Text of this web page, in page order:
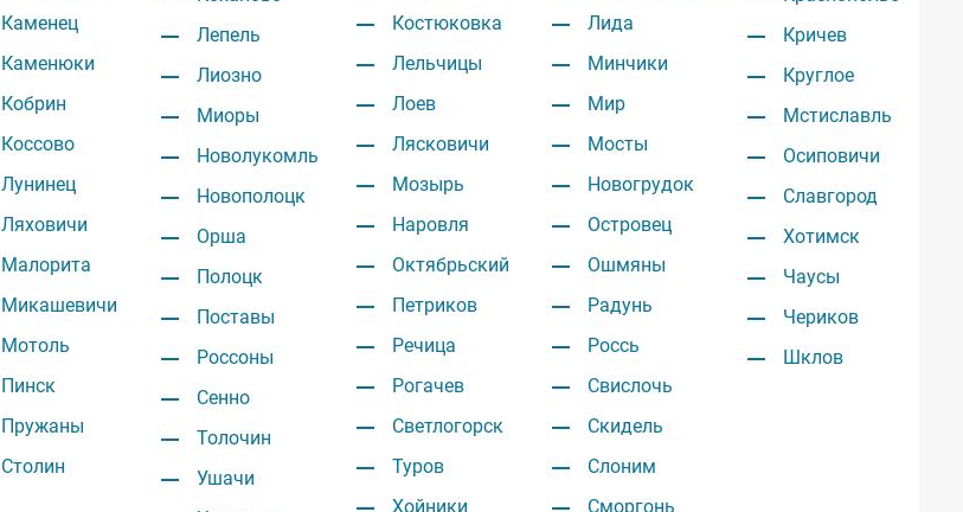
Каменец
Каменюки
Кобрин
Коссово
Лунинец
Ляховичи
Малорита
Микашевичи
Мотоль
Пинск
Пружаны
Столин
Лепель
Лиозно
Миоры
Новолукомль
Новополоцк
Орша
Полоцк
Поставы
Россоны
Сенно
Толочин
Ушачи
Костюковка
Лельчицы
Лоев
Лясковичи
Мозырь
Наровля
Октябрьский
Петриков
Речица
Рогачев
Светлогорск
Туров
Хойники
Лида
Минчики
Мир
Мосты
Новогрудок
Островец
Ошмяны
Радунь
Россь
Свислочь
Скидель
Слоним
Сморгонь
Кричев
Круглое
Мстиславль
Осиповичи
Славгород
Хотимск
Чаусы
Чериков
Шклов